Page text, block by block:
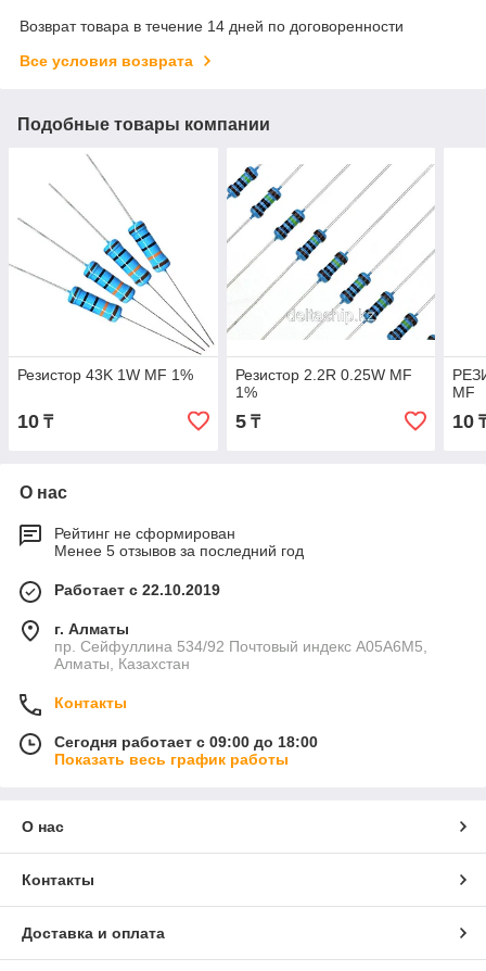
Возврат товара в течение 14 дней по договоренности
Все условия возврата
Подобные товары компании
Резистор 43K 1W MF 1%
10 ₸
Резистор 2.2R 0.25W MF
1%
5₸
MF
10
О нас
Рейтинг не сформирован
Менее 5 отзывов за последний год
Работает с 22.10.2019
г. Алматы
пр. Сейфуллина 534/92 Почтовый индекс A05A6M5,
Алматы, Казахстан
Контакты
Сегодня работает с 09:00 до 18:00
Показать весь график работы
О нас
Контакты
Доставка и оплата